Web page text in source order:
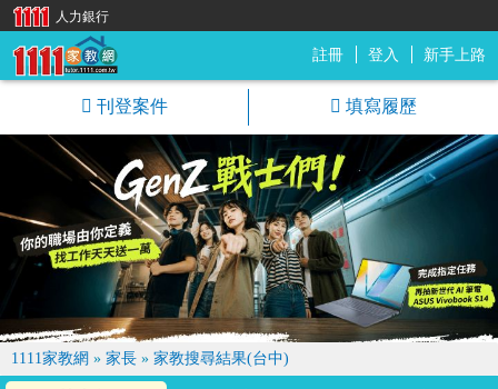
註冊 登入 新手上路
刊登案件 填寫履歷
1111家教網 » 家長 » 家教搜尋結果(台中)
人力銀行